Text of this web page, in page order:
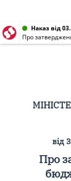
Наказ від
Про
від
Про